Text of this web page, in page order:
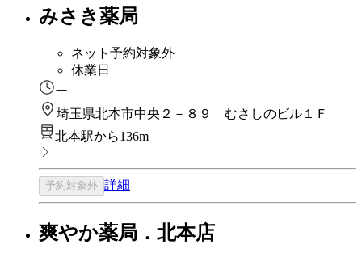
みさき薬局
ネット予約対象外
休業日
ー
埼玉県北本市中央２－８９ むさしのビル１Ｆ
北本駅から136m
予約対象外 詳細
爽やか薬局．北本店